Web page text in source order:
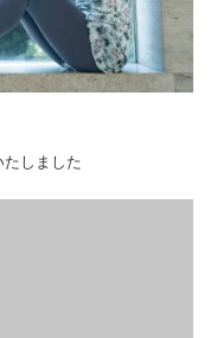
しました